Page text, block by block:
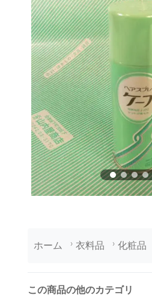
ホーム 衣料品 化粧品
この商品の他のカテゴリ